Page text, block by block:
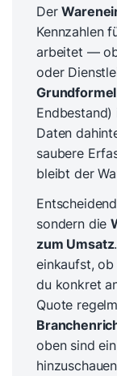
Der
Kennzahlen
arbeitet —
oder
Grundformel
Daten
saubere
bleibt der
sondern die
zum Umsatz
einkaufst,
du konkret
Quote
oben sind